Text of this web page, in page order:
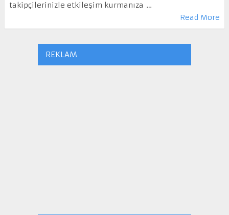
takipçilerinizle etkileşim kurmanıza …
Read More
REKLAM